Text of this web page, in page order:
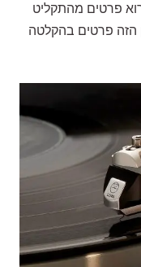
פרטים מהתקליט
הזה פרטים בהקלטה